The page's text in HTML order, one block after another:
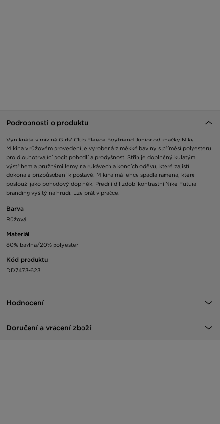
Podrobnosti o produktu
Vynikněte v mikině Girls' Club Fleece Boyfriend Junior od značky Nike.
Mikina v růžovém provedení je vyrobená z měkké bavlny s příměsí polyesteru
pro dlouhotrvající pocit pohodlí a prodyšnost. Střih je doplněný kulatým
výstřihem a pružnými lemy na rukávech a koncích oděvu, které zajistí
dokonalé přizpůsobení k postavě. Mikina má lehce spadlá ramena, které
poslouží jako pohodový doplněk. Přední díl zdobí kontrastní Nike Futura
branding vyšitý na hrudi. Lze prát v pračce.
Barva
Růžová
Materiál
80% bavlna/20% polyester
Kód produktu
DD7473-623
Hodnocení
Doručení a vrácení zboží